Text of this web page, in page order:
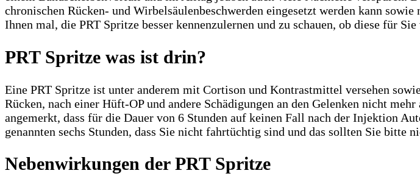
chronischen Rücken- und Wirbelsäulenbeschwerden eingesetzt werden kann
Ihnen mal, die PRT Spritze besser kennenzulernen und zu schauen, ob diese für
PRT Spritze was ist drin?
Eine PRT Spritze ist unter anderem mit Cortison und Kontrastmittel versehen
Rücken, nach einer Hüft-OP und andere Schädigungen an den Gelenken nicht
angemerkt, dass für die Dauer von 6 Stunden auf keinen Fall nach der Injektion
genannten sechs Stunden, dass Sie nicht fahrtüchtig sind und das sollten Sie bitte
Nebenwirkungen der PRT Spritze